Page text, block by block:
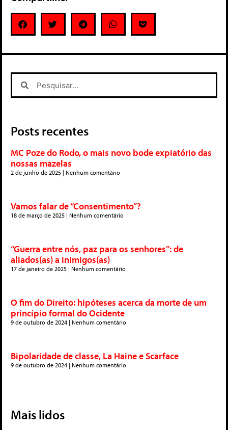
Posts recentes
MC Poze do Rodo, o mais novo bode expiatório das
nossas mazelas
2 de junho de 2025 Nenhum comentário
Vamos falar de “Consentimento”?
18 de março de 2025 Nenhum comentário
“Guerra entre nós, paz para os senhores”: de
aliados(as) a inimigos(as)
17 de janeiro de 2025 Nenhum comentário
O fim do Direito: hipóteses acerca da morte de um
princípio formal do Ocidente
9 de outubro de 2024 Nenhum comentário
Bipolaridade de classe, La Haine e Scarface
9 de outubro de 2024 Nenhum comentário
Mais lidos